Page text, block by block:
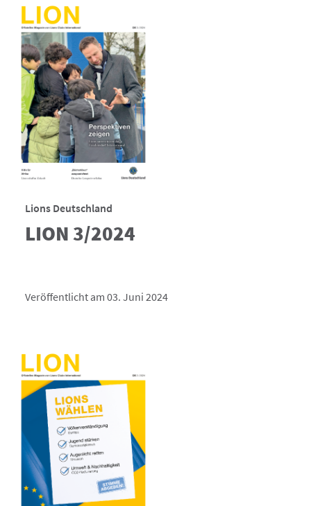
Lions Deutschland
LION 3/2024
Veröffentlicht am 03. Juni 2024